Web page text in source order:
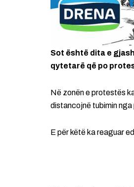
Sot është dita e
qytetarë që po
Në zonën e protestës
distancojnë tubimin nga
E për këtë ka reaguar